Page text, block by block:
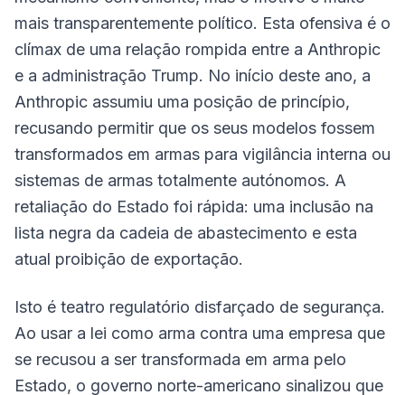
mais transparentemente político. Esta ofensiva é o
clímax de uma relação rompida entre a Anthropic
e a administração Trump. No início deste ano, a
Anthropic assumiu uma posição de princípio,
recusando permitir que os seus modelos fossem
transformados em armas para vigilância interna ou
sistemas de armas totalmente autónomos. A
retaliação do Estado foi rápida: uma inclusão na
lista negra da cadeia de abastecimento e esta
atual proibição de exportação.
Isto é teatro regulatório disfarçado de segurança.
Ao usar a lei como arma contra uma empresa que
se recusou a ser transformada em arma pelo
Estado, o governo norte-americano sinalizou que